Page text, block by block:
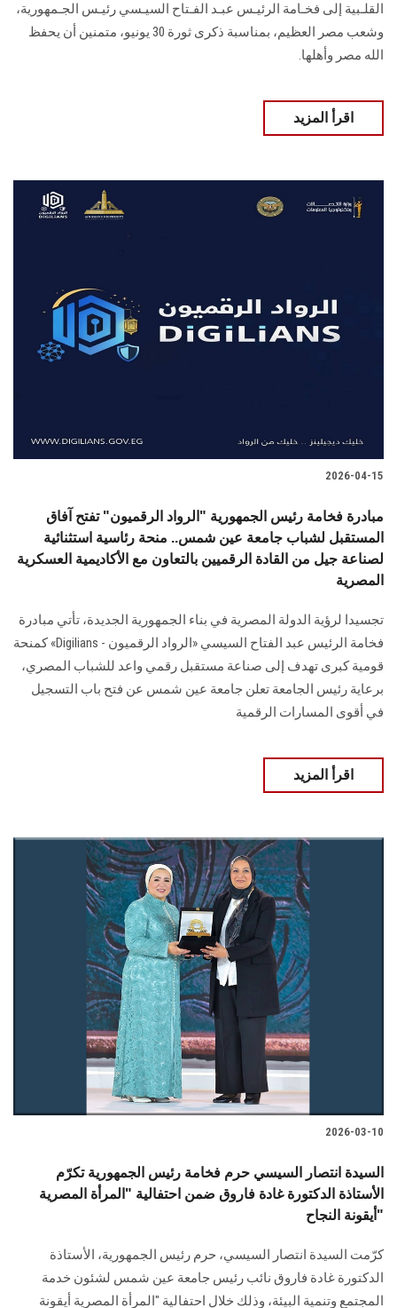
سجل الان
القلـبية إلى فخـامة الرئيـس عبـد الفـتاح السيـسي رئيـس الجـمهورية،
وشعب مصر العظيم، بمناسبة ذكرى ثورة 30 يونيو، متمنين أن يحفظ
الله مصر وأهلها.
اقرأ المزيد
2026-04-15
مبادرة فخامة رئيس الجمهورية "الرواد الرقميون" تفتح آفاق
المستقبل لشباب جامعة عين شمس.. منحة رئاسية استثنائية
لصناعة جيل من القادة الرقميين بالتعاون مع الأكاديمية العسكرية
المصرية
تجسيدا لرؤية الدولة المصرية في بناء الجمهورية الجديدة، تأتي مبادرة
فخامة الرئيس عبد الفتاح السيسي «الرواد الرقميون - Digilians» كمنحة
قومية كبرى تهدف إلى صناعة مستقبل رقمي واعد للشباب المصري،
برعاية رئيس الجامعة تعلن جامعة عين شمس عن فتح باب التسجيل
في أقوى المسارات الرقمية
اقرأ المزيد
2026-03-10
السيدة انتصار السيسي حرم فخامة رئيس الجمهورية تكرّم
الأستاذة الدكتورة غادة فاروق ضمن احتفالية "المرأة المصرية
أيقونة النجاح"
كرّمت السيدة انتصار السيسي، حرم رئيس الجمهورية، الأستاذة
الدكتورة غادة فاروق نائب رئيس جامعة عين شمس لشئون خدمة
المجتمع وتنمية البيئة، وذلك خلال احتفالية "المرأة المصرية أيقونة